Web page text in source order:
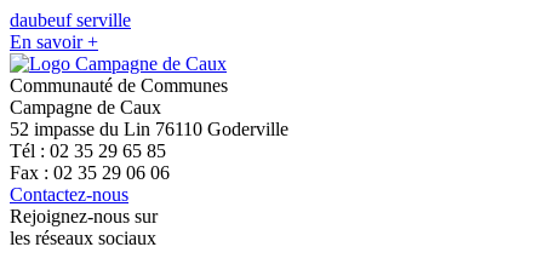
daubeuf serville
En savoir +
Communauté de Communes
Campagne de Caux
52 impasse du Lin 76110 Goderville
Tél : 02 35 29 65 85
Fax : 02 35 29 06 06
Contactez-nous
Rejoignez-nous sur
les réseaux sociaux